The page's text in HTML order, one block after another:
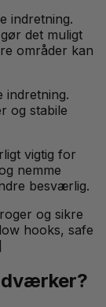
indretning.
det muligt
områder kan
indretning.
og stabile
vigtig for
nemme
besværlig.
og sikre
hooks, safe